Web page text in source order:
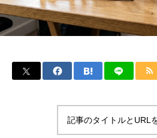
記事のタイトルとURL